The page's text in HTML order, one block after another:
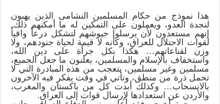
هذا نموذج من حكام المسلمين النشامى الذين يهبون
لنجدة العدو، ويعملون على التمكين له ما أمكنهم ذلك.
إنهم مستعدون لأن يرسلوا جيوشهم لتشكل درعاً واقياً
لقوات الاحتلال للعراق، وكأنه لا قيمة لحياة جنودهم، ولا
وزن لقناعاتهم… هكذا بكل جرأة على دين الله،
واستخفاف بالإسلام والمسلمين، يعلنون ما جعل الجميع،
مسلمين وغير مسلمين، يتعجب من هذه المبادرة التي لا
تحمل ذرة من منطق، وتأتي في وقت يفكر فيه الآخرون
بالانسحاب… وكذلك أبدت كل من باكستان والمغرب،
والأردن عن استعدادها لإرسال قوات إلى العراق.